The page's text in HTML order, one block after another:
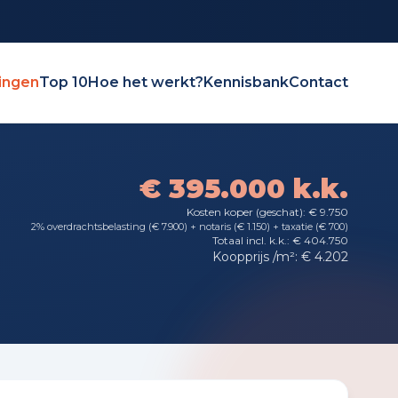
Top 10Hoe het werkt?KennisbankContact
€ 395.000 k.k.
Kosten koper (geschat): € 9.750
2% overdrachtsbelasting (€ 7.900) + notaris (€ 1.150) + taxatie (€ 700)
Totaal incl. k.k.: € 404.750
Koopprijs /m²: € 4.202